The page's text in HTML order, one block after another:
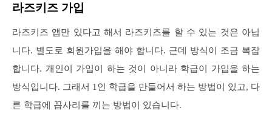
라즈키즈 가입
라즈키즈 앱만 있다고 해서 라즈키즈를 할 수 있는 것은 아닙
니다. 별도로 회원가입을 해야 합니다. 근데 방식이 조금 복잡
합니다. 개인이 가입이 하는 것이 아니라 학급이 가입을 하는
방식입니다. 그래서 1인 학급을 만들어서 하는 방법이 있고, 다
른 학급에 꼽사리를 끼는 방법이 있습니다.